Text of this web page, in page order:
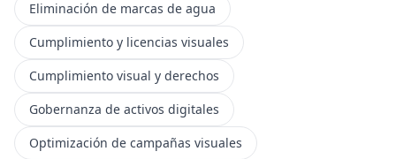
Eliminación de marcas de agua
Cumplimiento y licencias visuales
Cumplimiento visual y derechos
Gobernanza de activos digitales
Optimización de campañas visuales